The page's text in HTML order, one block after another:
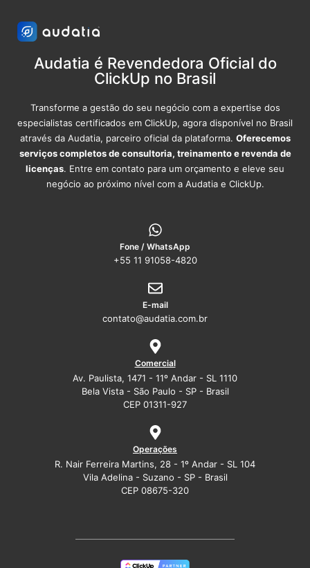
Audatia é Revendedora Oficial do
ClickUp no Brasil
Transforme a gestão do seu negócio com a expertise dos
especialistas certificados em ClickUp, agora disponível no Brasil
através da Audatia, parceiro oficial da plataforma. Oferecemos
serviços completos de consultoria, treinamento e revenda de
licenças. Entre em contato para um orçamento e eleve seu
negócio ao próximo nível com a Audatia e ClickUp.
Fone / WhatsApp
+55 11 91058-4820
E-mail
contato@audatia.com.br
Comercial
Av. Paulista, 1471 - 11º Andar - SL 1110
Bela Vista - São Paulo - SP - Brasil
CEP 01311-927
Operações
R. Nair Ferreira Martins, 28 - 1º Andar - SL 104
Vila Adelina - Suzano - SP - Brasil
CEP 08675-320